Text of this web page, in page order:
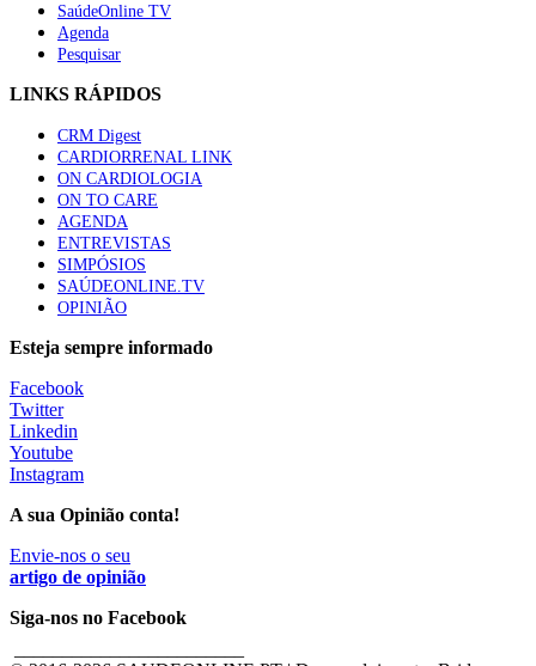
Quase quatro em cada dez doentes com enfarte
87 visualizações
Trodelvy aprovado para primeira linha no cancro da
mama triplo negativo metastático em doentes não
elegíveis para inibidores PD-(L)1
61 visualizações
MAIS NOTÍCIAS
30 Nov, 2025
Quando o valor se torna o verdadeiro motor da saúde
17 Nov, 2025
SaúdeOnline TV
Agenda
Pesquisar
LINKS RÁPIDOS
CRM Digest
CARDIORRENAL LINK
ON CARDIOLOGIA
ON TO CARE
AGENDA
ENTREVISTAS
SIMPÓSIOS
SAÚDEONLINE.TV
OPINIÃO
Esteja sempre informado
Facebook
Twitter
Linkedin
Youtube
Instagram
A sua Opinião conta!
Envie-nos o seu
artigo de opinião
Siga-nos no Facebook